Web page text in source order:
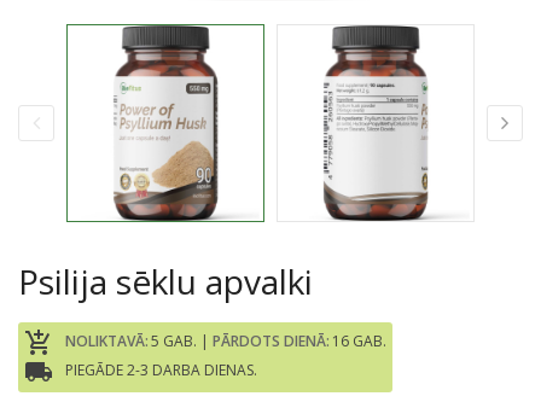
Psilija sēklu apvalki
add_shopping_cart NOLIKTAVĀ:5 GAB. | PĀRDOTS DIENĀ: 16 GAB.
local_shipping PIEGĀDE 2-3 DARBA DIENAS.